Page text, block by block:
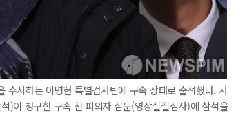
사하는 이명현 특별검사팀에 구속 상태로 출석했다. 사
)이 청구한 구속 전 피의자 심문(영장실질심사)에 참석을